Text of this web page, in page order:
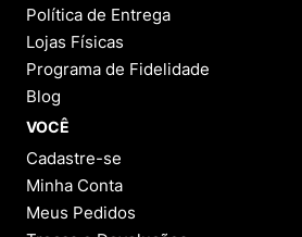
Política de Entrega
Lojas Físicas
Programa de Fidelidade
Blog
VOCÊ
Cadastre-se
Minha Conta
Meus Pedidos